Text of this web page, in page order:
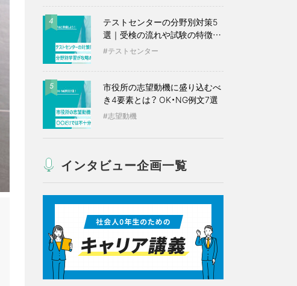
4
テストセンターの分野別対策5
選｜受検の流れや試験の特徴も
紹介
テストセンター
5
市役所の志望動機に盛り込むべ
き4要素とは？ OK・NG例文7選
志望動機
インタビュー企画一覧